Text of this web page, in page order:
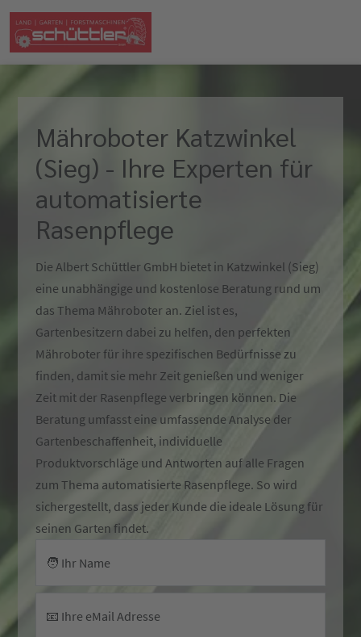
Mähroboter Katzwinkel
(Sieg) - Ihre Experten für
automatisierte
Rasenpflege
Die Albert Schüttler GmbH bietet in Katzwinkel (Sieg)
eine unabhängige und kostenlose Beratung rund um
das Thema Mähroboter an. Ziel ist es,
Gartenbesitzern dabei zu helfen, den perfekten
Mähroboter für ihre spezifischen Bedürfnisse zu
finden, damit sie mehr Zeit genießen und weniger
Zeit mit der Rasenpflege verbringen können. Die
Beratung umfasst eine umfassende Analyse der
Gartenbeschaffenheit, individuelle
Produktvorschläge und Antworten auf alle Fragen
zum Thema automatisierte Rasenpflege. So wird
sichergestellt, dass jeder Kunde die ideale Lösung für
seinen Garten findet.
🧑 Ihr Name
📧 Ihre eMail Adresse